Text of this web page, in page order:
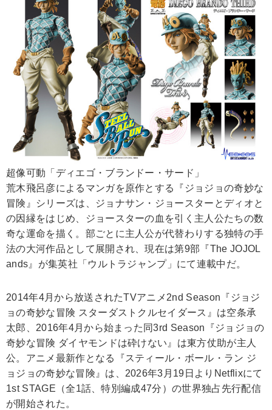
超像可動「ディエゴ・ブランドー・サード」
荒木飛呂彦によるマンガを原作とする『ジョジョの奇妙な
冒険』シリーズは、ジョナサン・ジョースターとディオと
の因縁をはじめ、ジョースターの血を引く主人公たちの数
奇な運命を描く。部ごとに主人公が代替わりする独特の手
法の大河作品として展開され、現在は第9部『The JOJOL
ands』が集英社「ウルトラジャンプ」にて連載中だ。
2014年4月から放送されたTVアニメ2nd Season『ジョジ
ョの奇妙な冒険 スターダストクルセイダース』は空条承
太郎、2016年4月から始まった同3rd Season『ジョジョの
奇妙な冒険 ダイヤモンドは砕けない』は東方仗助が主人
公。アニメ最新作となる『スティール・ボール・ラン ジ
ョジョの奇妙な冒険』は、2026年3月19日よりNetflixにて
1st STAGE（全1話、特別編成47分）の世界独占先行配信
が開始された。